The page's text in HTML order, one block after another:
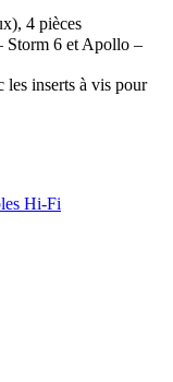
4 pièces
Storm 6 et Apollo –
les inserts à vis pour
Hi-Fi